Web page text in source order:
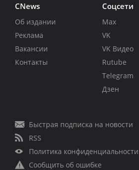
CNews
Об издании
Реклама
Вакансии
Контакты
Соцсети
Max
VK
VK Видео
Rutube
Telegram
Дзен
Быстрая подписка на новости
RSS
Политика конфиденциальности
Сообщить об ошибке